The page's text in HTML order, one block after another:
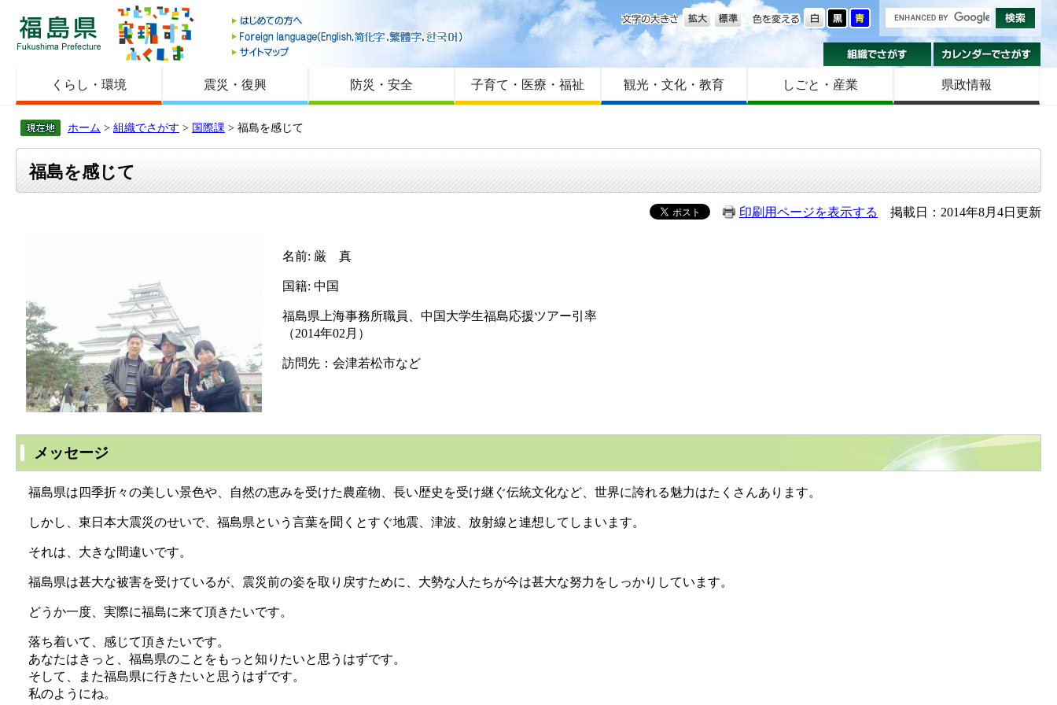
福島県
はじめての方へ
Foreign language
サイトマップ
色を変える
文字の大きさ
組織でさがす
くらし・環境 震災・復興 防災・安全 子育て・医療・福祉 観光・文化・教育 しごと・産業 県政情報
ホーム > 組織でさがす > 国際課 > 福島を感じて
福島を感じて
印刷用ページを表示する 掲載日：2014年8月4日更新
名前: 厳 真
国籍: 中国
福島県上海事務所職員、中国大学生福島応援ツアー引率
（2014年02月）
訪問先：会津若松市など
メッセージ
福島県は四季折々の美しい景色や、自然の恵みを受けた農産物、長い歴史を受け継ぐ伝統文化など、世界に誇れる魅力はたくさんあります。
しかし、東日本大震災のせいで、福島県という言葉を聞くとすぐ地震、津波、放射線と連想してしまいます。
それは、大きな間違いです。
福島県は甚大な被害を受けているが、震災前の姿を取り戻すために、大勢な人たちが今は甚大な努力をしっかりしています。
どうか一度、実際に福島に来て頂きたいです。
落ち着いて、感じて頂きたいです。
あなたはきっと、福島県のことをもっと知りたいと思うはずです。
そして、また福島県に行きたいと思うはずです。
私のようにね。